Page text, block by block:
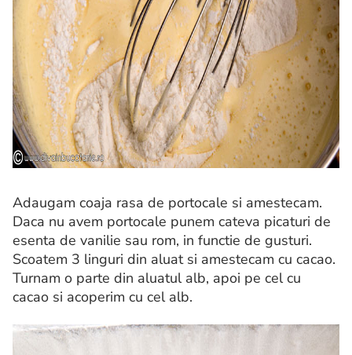
Adaugam coaja rasa de portocale si amestecam.
Daca nu avem portocale punem cateva picaturi de
esenta de vanilie sau rom, in functie de gusturi.
Scoatem 3 linguri din aluat si amestecam cu cacao.
Turnam o parte din aluatul alb, apoi pe cel cu
cacao si acoperim cu cel alb.